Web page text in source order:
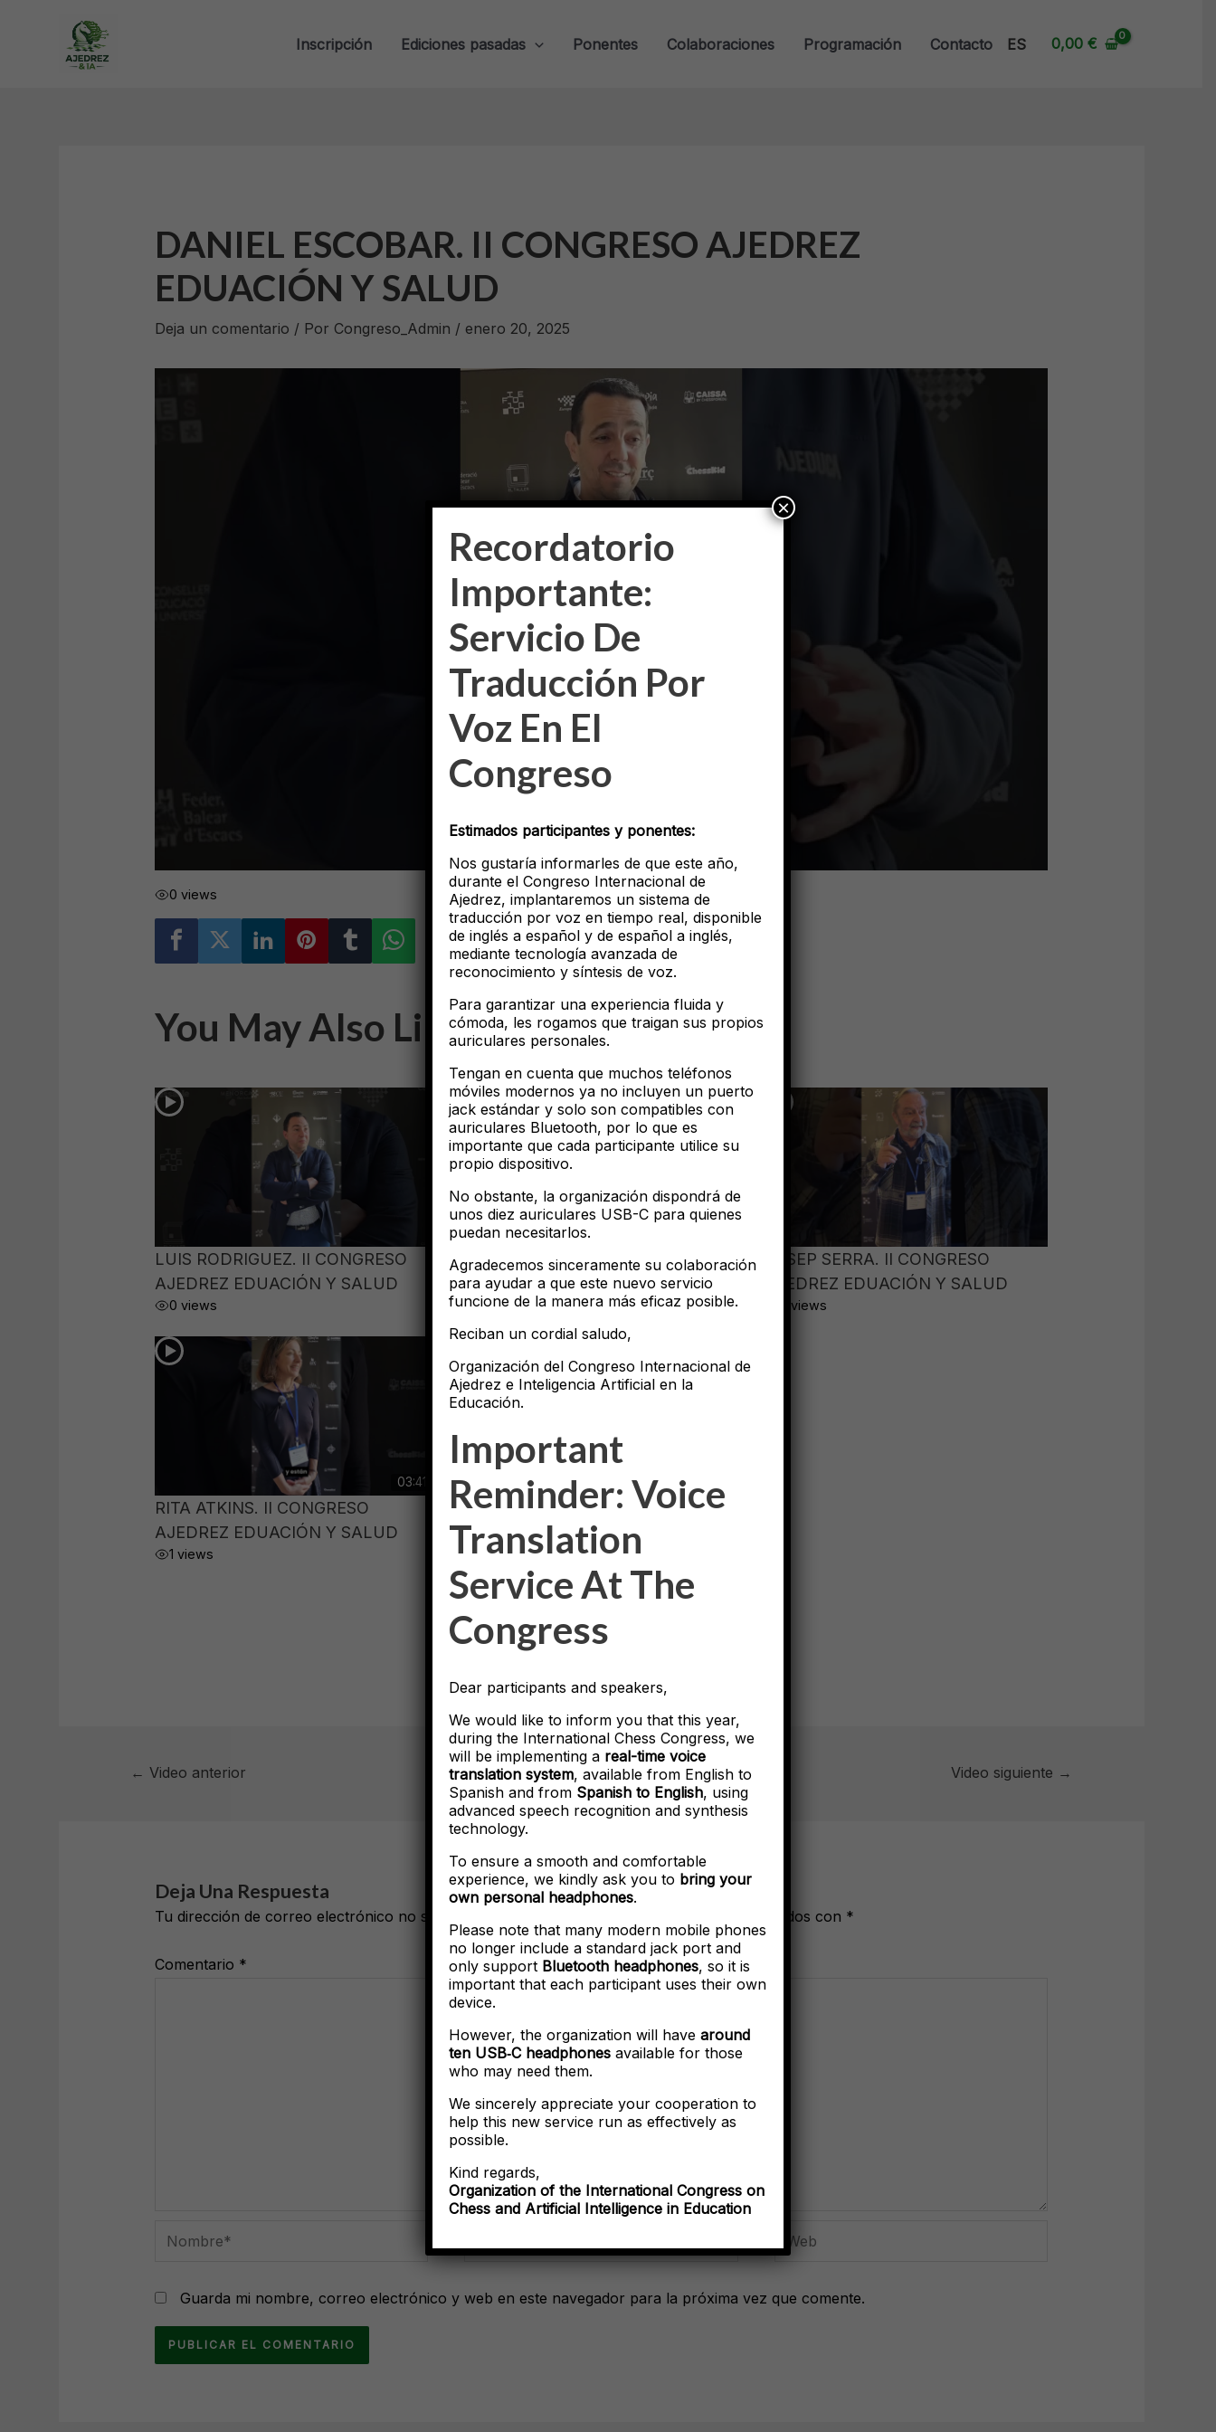
contenido
Inscripción Ediciones pasadas Ponentes Colaboraciones Programación Contacto ES 0,00€
DANIEL ESCOBAR. II CONGRESO AJEDREZ
EDUACIÓN Y SALUD
Deja un comentario / Por Congreso_Admin / enero 20, 2025
0 views
You May Also Like
LUIS RODRIGUEZ. II CONGRESO
AJEDREZ EDUACIÓN Y SALUD
0 views
FRANK DROIN. II CONGRESO
AJEDREZ EDUACIÓN Y SALUD
0 views
JOSEP SERRA. II CONGRESO
AJEDREZ EDUACIÓN Y SALUD
0 views
03:41
RITA ATKINS. II CONGRESO
AJEDREZ EDUACIÓN Y SALUD
1 views
Page 3 of 3
de
entradas
← Video anterior Video siguiente →
Deja Una Respuesta
Tu dirección de correo electrónico no será publicada. Los campos obligatorios están marcados con *
Comentario *
Nombre*
electrónico*
Web
Guarda mi nombre, correo electrónico y web en este navegador para la próxima vez que comente.
Recordatorio
Importante:
Servicio De
Traducción Por
Voz En El
Congreso
Estimados participantes y ponentes:
Nos gustaría informarles de que este año,
durante el Congreso Internacional de
Ajedrez, implantaremos un sistema de
traducción por voz en tiempo real, disponible
de inglés a español y de español a inglés,
mediante tecnología avanzada de
reconocimiento y síntesis de voz.
Para garantizar una experiencia fluida y
cómoda, les rogamos que traigan sus propios
auriculares personales.
Tengan en cuenta que muchos teléfonos
móviles modernos ya no incluyen un puerto
jack estándar y solo son compatibles con
auriculares Bluetooth, por lo que es
importante que cada participante utilice su
propio dispositivo.
No obstante, la organización dispondrá de
unos diez auriculares USB-C para quienes
puedan necesitarlos.
Agradecemos sinceramente su colaboración
para ayudar a que este nuevo servicio
funcione de la manera más eficaz posible.
Reciban un cordial saludo,
Organización del Congreso Internacional de
Ajedrez e Inteligencia Artificial en la
Educación.
IMportant
Reminder: Voice
Translation
Service At The
Congress
Dear participants and speakers,
We would like to inform you that this year,
during the International Chess Congress, we
will be implementing a real-time voice
translation system, available from English to
Spanish and from Spanish to English, using
advanced speech recognition and synthesis
technology.
To ensure a smooth and comfortable
experience, we kindly ask you to bring your
own personal headphones.
Please note that many modern mobile phones
no longer include a standard jack port and
only support Bluetooth headphones, so it is
important that each participant uses their own
device.
However, the organization will havearound
ten USB‑C headphones available for those
who may need them.
We sincerely appreciate your cooperation to
help this new service run as effectively as
possible.
Kind regards,
Organization of the International Congress on
Chess and Artificial Intelligence in Education
×